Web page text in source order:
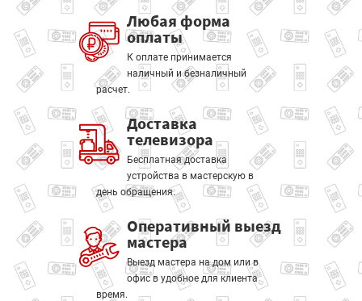
Любая форма
оплаты
К оплате принимается
наличный и безналичный
расчет.
Доставка
телевизора
Бесплатная доставка
устройства в мастерскую в
день обращения.
Оперативный выезд
мастера
Выезд мастера на дом или в
офис в удобное для клиента
время.